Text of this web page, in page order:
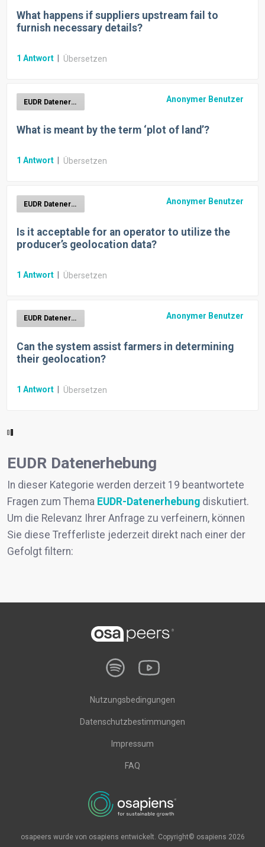
What happens if suppliers upstream fail to
furnish necessary details?
1 Antwort Übersetzen
EUDR Datenerhebung Anonymer Benutzer
What is meant by the term ‘plot of land’?
1 Antwort Übersetzen
EUDR Datenerhebung Anonymer Benutzer
Is it acceptable for an operator to utilize the
producer’s geolocation data?
1 Antwort Übersetzen
EUDR Datenerhebung Anonymer Benutzer
Can the system assist farmers in determining
their geolocation?
1 Antwort Übersetzen
EUDR Datenerhebung
In dieser Kategorie werden derzeit 19 beantwortete
Fragen zum Thema EUDR-Datenerhebung diskutiert.
Um die Relevanz Ihrer Anfrage zu verfeinern, können
Sie diese Trefferliste jederzeit direkt nach einer der
Gefolgt filtern:
Nutzungsbedingungen
Datenschutzbestimmungen
Impressum
FAQ
osapeers wurde von osapiens entwickelt. Copyright© osapiens 2026